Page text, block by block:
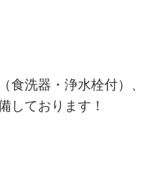
食洗器・浄水栓付）、
しております！